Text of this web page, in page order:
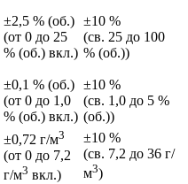
±2,5 % (об.)
(от 0 до 25
% (об.) вкл.)
±10 %
(св. 25 до 100
% (об.))
±0,1 % (об.)
(от 0 до 1,0
% (об.) вкл.)
±10 %
(св. 1,0 до 5 %
(об.))
±0,72 г/м3
(от 0 до 7,2
г/м3 вкл.)
±10 %
(св. 7,2 до 36 г/
м3)